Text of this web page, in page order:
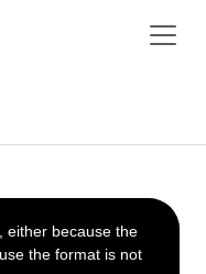
either because the
the format is not